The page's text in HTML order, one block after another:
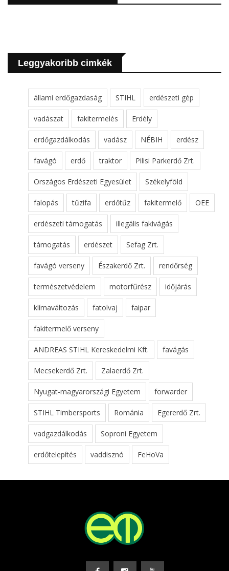
Leggyakoribb cimkék
állami erdőgazdaság STIHL erdészeti gép
vadászat fakitermelés Erdély
erdőgazdálkodás vadász NÉBIH erdész
favágó erdő traktor Pilisi Parkerdő Zrt.
Országos Erdészeti Egyesület Székelyföld
falopás tűzifa erdőtűz fakitermelő OEE
erdészeti támogatás illegális fakivágás
támogatás erdészet Sefag Zrt.
favágó verseny Északerdő Zrt. rendőrség
természetvédelem motorfűrész időjárás
klímaváltozás fatolvaj faipar
fakitermelő verseny
ANDREAS STIHL Kereskedelmi Kft. favágás
Mecsekerdő Zrt. Zalaerdő Zrt.
Nyugat-magyarországi Egyetem forwarder
STIHL Timbersports Románia Egererdő Zrt.
vadgazdálkodás Soproni Egyetem
erdőtelepítés vaddisznó FeHoVa